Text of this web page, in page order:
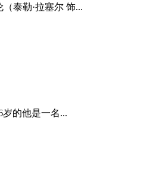
泰勒·拉塞尔 饰...
的他是一名...